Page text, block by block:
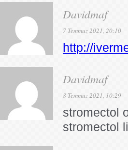
Davidmaf
7 Temmuz 2021, 20:10
http://
Davidmaf
8 Temmuz 2021, 10:29
stromectol
stromectol